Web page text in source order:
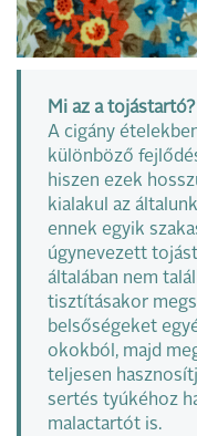
Mi az a tojástartó?
A cigány
különböző
hiszen ezek
kialakul az
ennek egyik
úgynevezett
általában nem
tisztításakor
belsőségeket
okokból, majd
teljesen
sertés tyúkéhoz
malactartót is.